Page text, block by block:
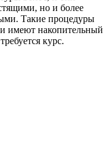
но и более
Такие процедуры
имеют накопительный
курс.